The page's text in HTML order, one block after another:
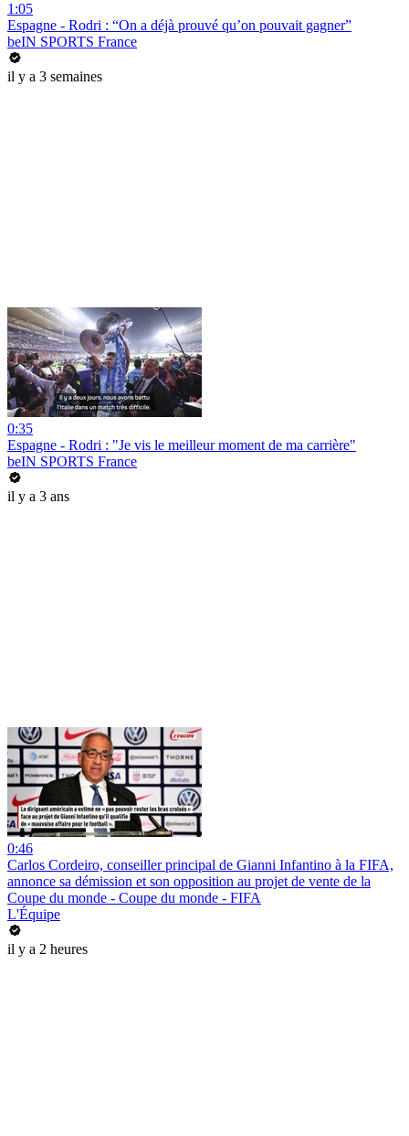
1:05
Espagne - Rodri : “On a déjà prouvé qu’on pouvait gagner”
beIN SPORTS France
il y a 3 semaines
0:35
Espagne - Rodri : "Je vis le meilleur moment de ma carrière"
beIN SPORTS France
il y a 3 ans
0:46
Carlos Cordeiro, conseiller principal de Gianni Infantino à la FIFA,
annonce sa démission et son opposition au projet de vente de la
Coupe du monde - Coupe du monde - FIFA
L'Équipe
il y a 2 heures